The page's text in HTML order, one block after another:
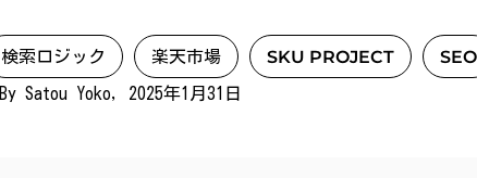
検索ロジック 楽天市場 SKU PROJECT SEO
By Satou Yoko, 2025年1月31日